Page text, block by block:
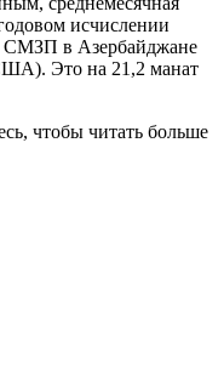
исчислении
СМЗП в Азербайджане
Это на 21,2 манат
чтобы читать больше